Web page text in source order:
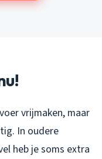
vrijmaken, maar
In oudere
heb je soms extra